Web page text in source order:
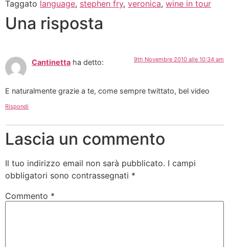
Taggato language, stephen fry, veronica, wine in tour
Una risposta
Cantinetta ha detto: 9th Novembre 2010 alle 10:34 am
E naturalmente grazie a te, come sempre twittato, bel video
Rispondi
Lascia un commento
Il tuo indirizzo email non sarà pubblicato. I campi
obbligatori sono contrassegnati *
Commento *